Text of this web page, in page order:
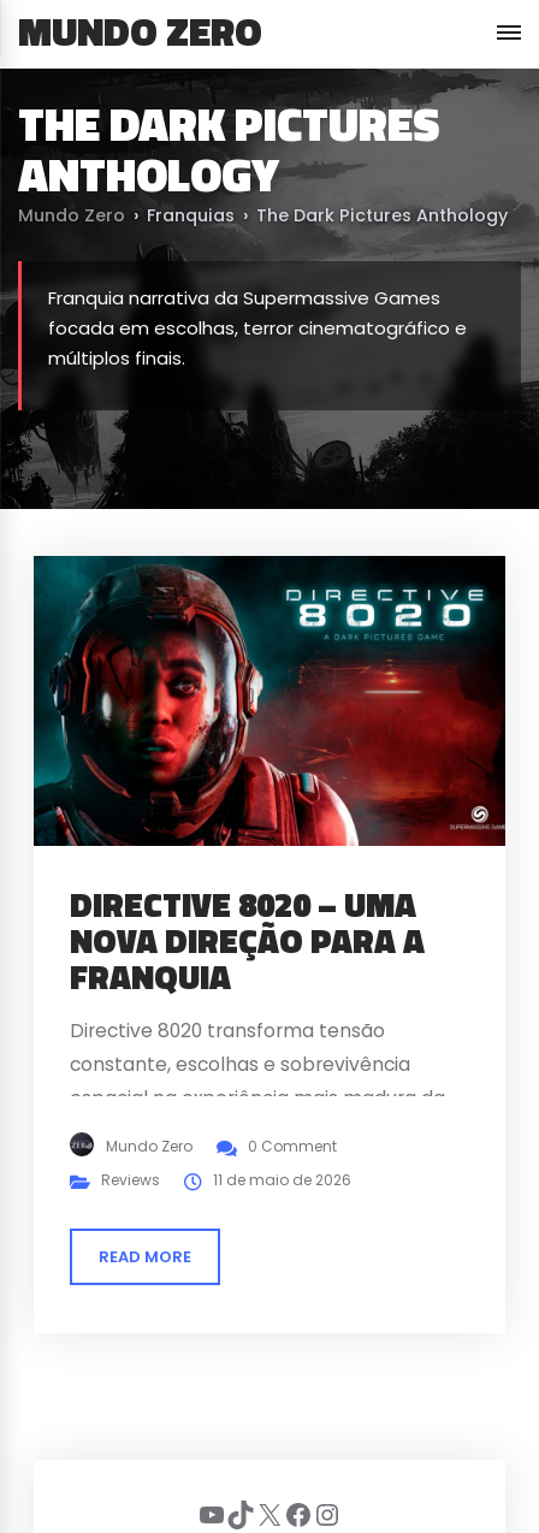
MUNDO ZERO
THE DARK PICTURES
ANTHOLOGY
Mundo Zero › Franquias › The Dark Pictures Anthology
Franquia narrativa da Supermassive Games
focada em escolhas, terror cinematográfico e
múltiplos finais.
DIRECTIVE 8020 – UMA
NOVA DIREÇÃO PARA A
FRANQUIA
Directive 8020 transforma tensão
constante, escolhas e sobrevivência
espacial na experiência mais madura da
série Dark Pictures.
Mundo Zero
0 Comment
Reviews
11 de maio de 2026
READ MORE
Youtube
TikTok
X Facebook
Instagram